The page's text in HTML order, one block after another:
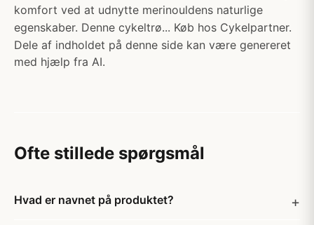
komfort ved at udnytte merinouldens naturlige
egenskaber. Denne cykeltrø... Køb hos Cykelpartner.
Dele af indholdet på denne side kan være genereret
med hjælp fra AI.
Ofte stillede spørgsmål
Hvad er navnet på produktet?